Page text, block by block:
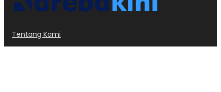
Tentang Kami
Kode Etik